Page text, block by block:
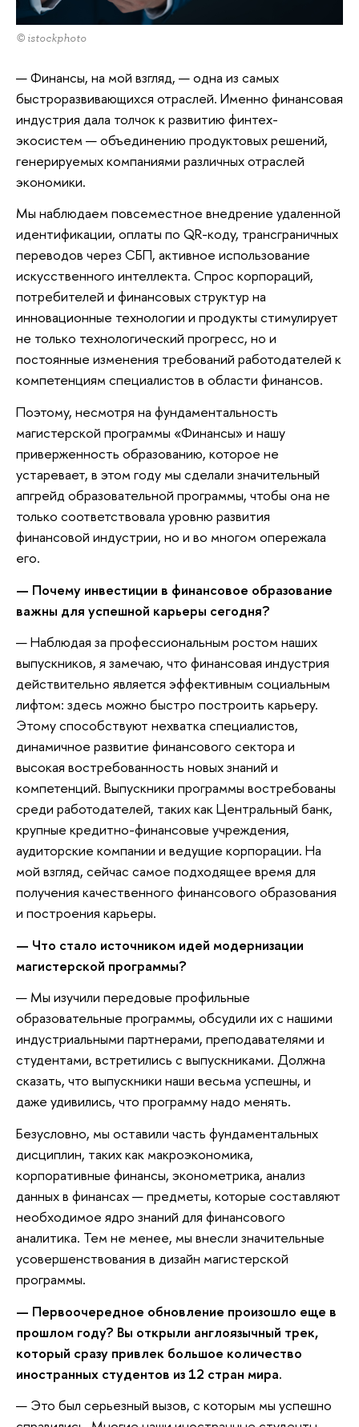
© istockphoto
— Финансы, на мой взгляд, — одна из самых
быстроразвивающихся отраслей. Именно финансовая
индустрия дала толчок к развитию финтех-
экосистем — объединению продуктовых решений,
генерируемых компаниями различных отраслей
экономики.
Мы наблюдаем повсеместное внедрение удаленной
идентификации, оплаты по QR-коду, трансграничных
переводов через СБП, активное использование
искусственного интеллекта. Спрос корпораций,
потребителей и финансовых структур на
инновационные технологии и продукты стимулирует
не только технологический прогресс, но и
постоянные изменения требований работодателей к
компетенциям специалистов в области финансов.
Поэтому, несмотря на фундаментальность
магистерской программы «Финансы» и нашу
приверженность образованию, которое не
устаревает, в этом году мы сделали значительный
апгрейд образовательной программы, чтобы она не
только соответствовала уровню развития
финансовой индустрии, но и во многом опережала
его.
— Почему инвестиции в финансовое образование
важны для успешной карьеры сегодня?
— Наблюдая за профессиональным ростом наших
выпускников, я замечаю, что финансовая индустрия
действительно является эффективным социальным
лифтом: здесь можно быстро построить карьеру.
Этому способствуют нехватка специалистов,
динамичное развитие финансового сектора и
высокая востребованность новых знаний и
компетенций. Выпускники программы востребованы
среди работодателей, таких как Центральный банк,
крупные кредитно-финансовые учреждения,
аудиторские компании и ведущие корпорации. На
мой взгляд, сейчас самое подходящее время для
получения качественного финансового образования
и построения карьеры.
— Что стало источником идей модернизации
магистерской программы?
— Мы изучили передовые профильные
образовательные программы, обсудили их с нашими
индустриальными партнерами, преподавателями и
студентами, встретились с выпускниками. Должна
сказать, что выпускники наши весьма успешны, и
даже удивились, что программу надо менять.
Безусловно, мы оставили часть фундаментальных
дисциплин, таких как макроэкономика,
корпоративные финансы, эконометрика, анализ
данных в финансах — предметы, которые составляют
необходимое ядро знаний для финансового
аналитика. Тем не менее, мы внесли значительные
усовершенствования в дизайн магистерской
программы.
— Первоочередное обновление произошло еще в
прошлом году? Вы открыли англоязычный трек,
который сразу привлек большое количество
иностранных студентов из 12 стран мира.
— Это был серьезный вызов, с которым мы успешно